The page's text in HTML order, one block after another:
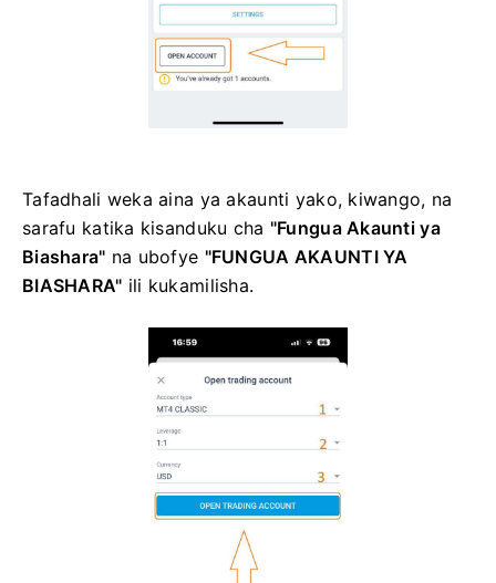
Tafadhali weka aina ya akaunti yako, kiwango, na
sarafu katika kisanduku cha "Fungua Akaunti ya
Biashara" na ubofye "FUNGUA AKAUNTI YA
BIASHARA" ili kukamilisha.